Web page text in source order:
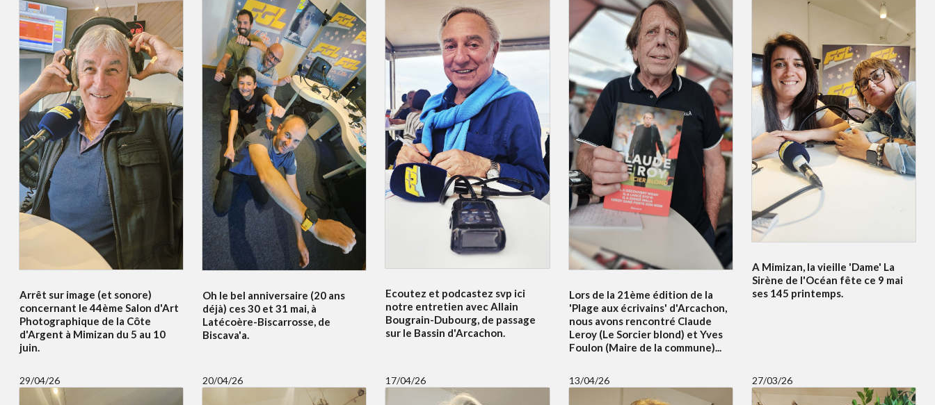
Arrêt sur image (et sonore)
concernant le 44ème Salon d'Art
Photographique de la Côte
d'Argent à Mimizan du 5 au 10
juin.
Oh le bel anniversaire (20 ans
déjà) ces 30 et 31 mai, à
Latécoère-Biscarrosse, de
Biscava'a.
Ecoutez et podcastez svp ici
notre entretien avec Allain
Bougrain-Dubourg, de passage
sur le Bassin d'Arcachon.
Lors de la 21ème édition de la
'Plage aux écrivains' d'Arcachon,
nous avons rencontré Claude
Leroy (Le Sorcier blond) et Yves
Foulon (Maire de la commune)...
A Mimizan, la vieille 'Dame' La
Sirène de l'Océan fête ce 9 mai
ses 145 printemps.
29/04/26 20/04/26 17/04/26 13/04/26 27/03/26